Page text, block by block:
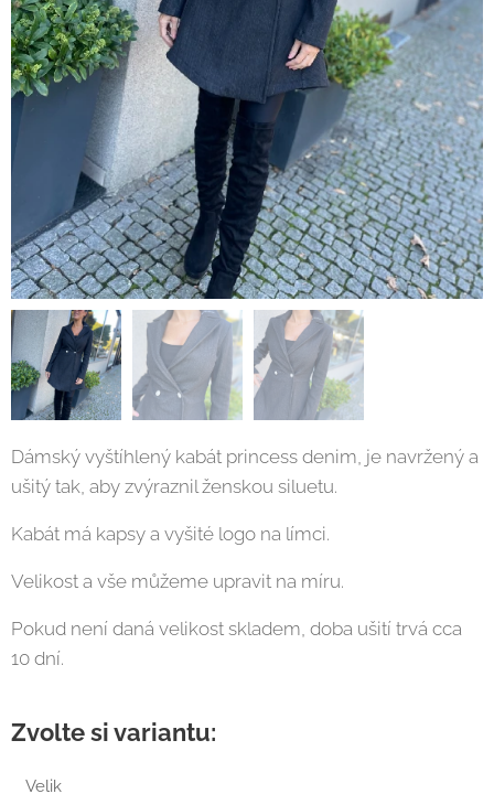
Dámský vyštíhlený kabát princess denim, je navržený a
ušitý tak, aby zvýraznil ženskou siluetu.
Kabát má kapsy a vyšité logo na límci.
Velikost a vše můžeme upravit na míru.
Pokud není daná velikost skladem, doba ušití trvá cca
10 dní.
Zvolte si variantu:
Velik